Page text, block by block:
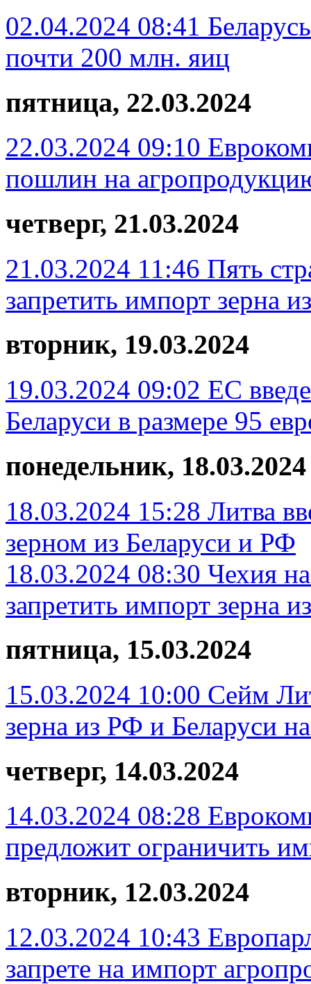
02.04.2024 08:41
почти 200 млн. яиц
пятница, 22.03.2024
22.03.2024 09:10
пошлин на
четверг, 21.03.2024
21.03.2024 11:46 Пять
запретить импорт зерна
вторник, 19.03.2024
19.03.2024 09:02 ЕС
Беларуси в размере 95
понедельник, 18.03.2024
18.03.2024 15:28 Литва
зерном из Беларуси и РФ
18.03.2024 08:30 Чехия
запретить импорт зерна
пятница, 15.03.2024
15.03.2024 10:00 Сейм
зерна из РФ и Беларуси
четверг, 14.03.2024
14.03.2024 08:28
предложит ограничить
вторник, 12.03.2024
12.03.2024 10:43
запрете на импорт